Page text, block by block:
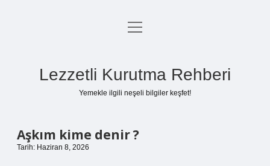
Anasayfa
menüyü
Lezzetli Kurutma Rehberi
Yemekle ilgili neşeli bilgiler keşfet!
Aşkım kime denir ?
Tarih: Haziran 8, 2026